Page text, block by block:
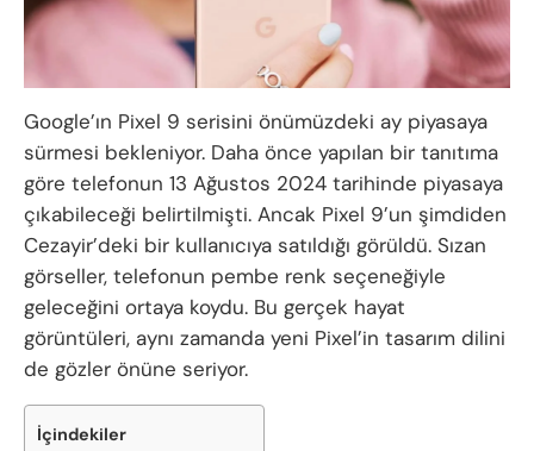
Google’ın Pixel 9 serisini önümüzdeki ay piyasaya
sürmesi bekleniyor. Daha önce yapılan bir tanıtıma
göre telefonun 13 Ağustos 2024 tarihinde piyasaya
çıkabileceği belirtilmişti. Ancak Pixel 9’un şimdiden
Cezayir’deki bir kullanıcıya satıldığı görüldü. Sızan
görseller, telefonun pembe renk seçeneğiyle
geleceğini ortaya koydu. Bu gerçek hayat
görüntüleri, aynı zamanda yeni Pixel’in tasarım dilini
de gözler önüne seriyor.
İçindekiler